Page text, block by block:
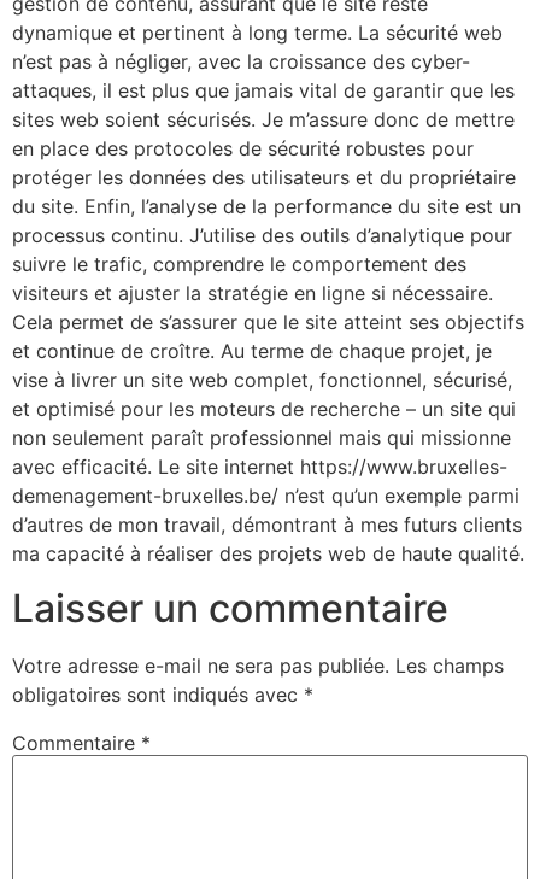
dynamique et pertinent à long terme. La sécurité web
n’est pas à négliger, avec la croissance des cyber-
attaques, il est plus que jamais vital de garantir que les
sites web soient sécurisés. Je m’assure donc de mettre
en place des protocoles de sécurité robustes pour
protéger les données des utilisateurs et du propriétaire
du site. Enfin, l’analyse de la performance du site est un
processus continu. J’utilise des outils d’analytique pour
suivre le trafic, comprendre le comportement des
visiteurs et ajuster la stratégie en ligne si nécessaire.
Cela permet de s’assurer que le site atteint ses objectifs
et continue de croître. Au terme de chaque projet, je
vise à livrer un site web complet, fonctionnel, sécurisé,
et optimisé pour les moteurs de recherche – un site qui
non seulement paraît professionnel mais qui missionne
avec efficacité. Le site internet https://www.bruxelles-
demenagement-bruxelles.be/ n’est qu’un exemple parmi
d’autres de mon travail, démontrant à mes futurs clients
ma capacité à réaliser des projets web de haute qualité.
Laisser un commentaire
Votre adresse e-mail ne sera pas publiée. Les champs
obligatoires sont indiqués avec *
Commentaire *